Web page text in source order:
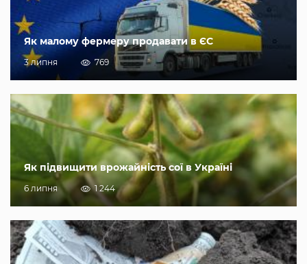
Як малому фермеру продавати в ЄС
3 липня 769
Як підвищити врожайність сої в Україні
6 липня 1 244